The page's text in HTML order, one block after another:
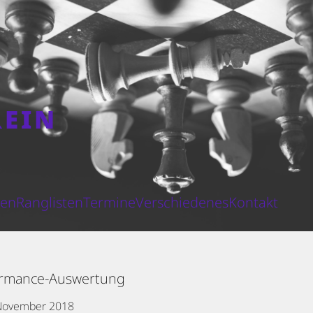
RanglistenTermineVerschiedenesKontakt
Auswertung
2018